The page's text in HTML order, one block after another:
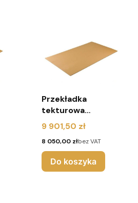
Przekładka
tekturowa
1200x800 mm 3W
(paleta 7000
sztuk)
Cena
9 901,50 zł
Cena
8 050,00 złbez VAT
Do koszyka